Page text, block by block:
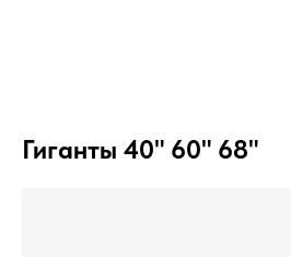
Гиганты 40" 60" 68"